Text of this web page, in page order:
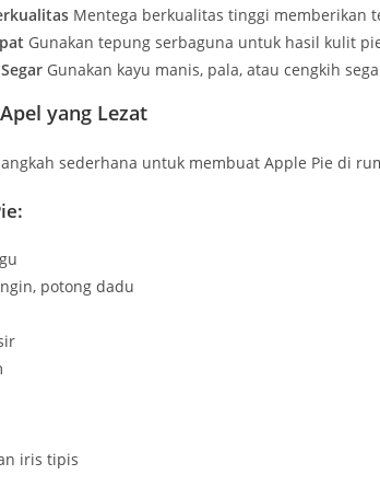
Mentega berkualitas tinggi memberikan
Gunakan tepung serbaguna untuk hasil kulit
Gunakan kayu manis, pala, atau cengkih
yang Lezat
sederhana untuk membuat Apple Pie di
potong dadu
iris tipis